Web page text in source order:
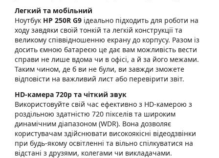
Легкий та мобільний
Ноутбук HP 250R G9 ідеально підходить для роботи на
ходу завдяки своїй тонкій та легкій конструкції та
великому співвідношенню екрану до корпусу. Разом із
досить ємною батареєю це дає вам можливість вести
справи не лише вдома чи в офісі, а й за його межами.
Таким чином, де б ви не були, ви завжди зможете
відповісти на важливий лист або перевірити звіт.
HD-камера 720p та чіткий звук
Використовуйте свій час ефективно з HD-камерою з
роздільною здатністю 720 пікселів та широким
динамічним діапазоном (WDR). Вона дозволяє
користувачам здійснювати високоякісні відеодзвінки
при будь-якому освітленні та вільно спілкуватися на
відстані з друзями, колегами чи викладачами.